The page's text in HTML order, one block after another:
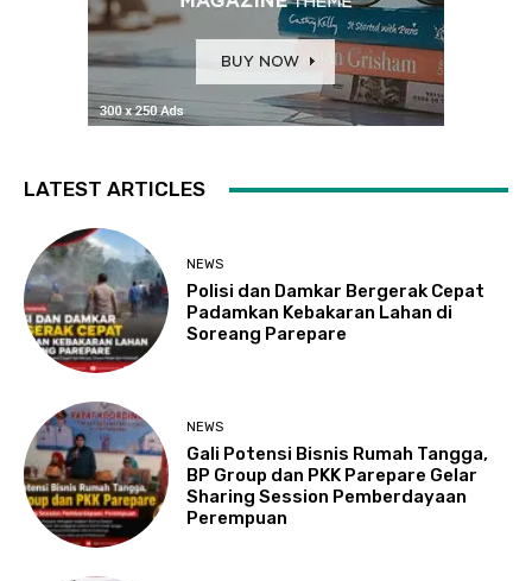
LATEST ARTICLES
NEWS
Polisi dan Damkar Bergerak Cepat
Padamkan Kebakaran Lahan di
Soreang Parepare
NEWS
Gali Potensi Bisnis Rumah Tangga,
BP Group dan PKK Parepare Gelar
Sharing Session Pemberdayaan
Perempuan